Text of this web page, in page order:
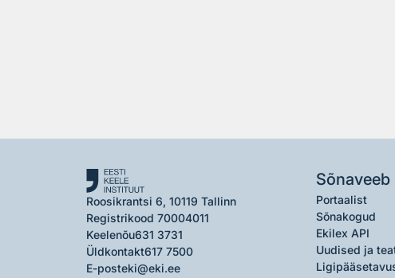
Roosikrantsi 6, 10119 Tallinn
Registrikood 70004011
Keelenõu631 3731
Üldkontakt617 7500
E-posteki@eki.ee
Sõnaveeb
Portaalist
Sõnakogud
Ekilex API
Uudised ja